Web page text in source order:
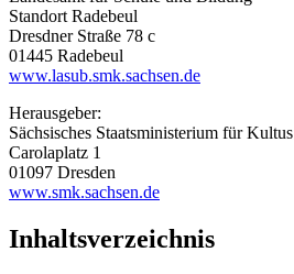
Standort Radebeul
Dresdner Straße 78 c
01445 Radebeul
www.lasub.smk.sachsen.de
Herausgeber:
Sächsisches Staatsministerium für Kultus
Carolaplatz 1
01097 Dresden
www.smk.sachsen.de
Inhaltsverzeichnis